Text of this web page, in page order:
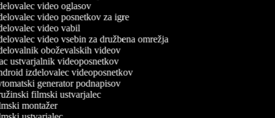
video oglasov
video posnetkov za igre
video vabil
video vsebin za družbena omrežja
oboževalskih videov
ustvarjalnik videoposnetkov
izdelovalec videoposnetkov
generator podnapisov
filmski ustvarjalec
montažer